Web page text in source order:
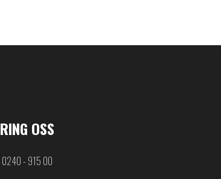
RING OSS
0240 - 915 00